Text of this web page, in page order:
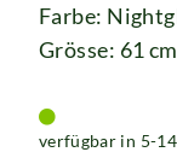
Farbe:
Grösse: 61 cm
verfügbar in 5-